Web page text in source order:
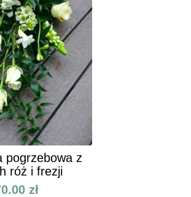
pogrzebowa z
róż i frezji
zł